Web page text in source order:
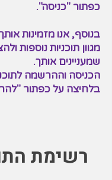
כפתור "כניסה".
בנוסף, אנו מזמינות
מגוון תוכניות נוספות
שמעניינים אותך.
הכניסה וההרשמה
בלחיצה על כפתור
רשימת